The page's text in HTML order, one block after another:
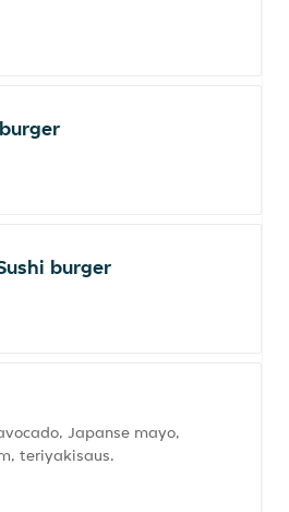
burger
Japanse mayo,
teriyakisaus.